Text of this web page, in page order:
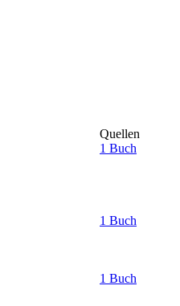
Quellen
1 Buch
1 Buch
1 Buch